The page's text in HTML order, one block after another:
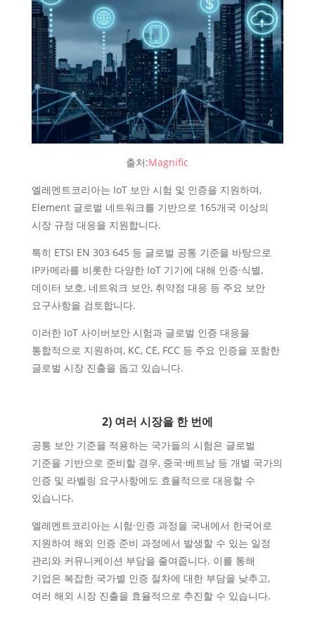
출처:Magnific
엘레멘트코리아는 IoT 보안 시험 및 인증을 지원하며,
Element 글로벌 네트워크를 기반으로 165개국 이상의
시장 규정 대응을 지원합니다.
특히 ETSI EN 303 645 등 글로벌 공통 기준을 바탕으로
IP카메라를 비롯한 다양한 IoT 기기에 대해 인증·식별,
데이터 보호, 네트워크 보안, 취약점 대응 등 주요 보안
요구사항을 검토합니다.
이러한 IoT 사이버보안 시험과 글로벌 인증 대응을
통합적으로 지원하여, KC, CE, FCC 등 주요 인증을 포함한
글로벌 시장 진출을 돕고 있습니다.
2) 여러 시장을 한 번에
공통 보안 기준을 적용하는 국가들의 시험은 글로벌
기준을 기반으로 준비할 경우, 중국·베트남 등 개별 국가의
인증 및 라벨링 요구사항에도 효율적으로 대응할 수
있습니다.
엘레멘트코리아는 시험·인증 과정을 국내에서 한국어로
지원하여 해외 인증 준비 과정에서 발생할 수 있는 일정
관리와 커뮤니케이션 부담을 줄여줍니다. 이를 통해
기업은 복잡한 국가별 인증 절차에 대한 부담을 낮추고,
여러 해외 시장 진출을 효율적으로 추진할 수 있습니다.